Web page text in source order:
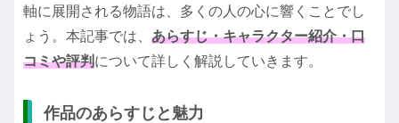
軸に展開される物語は、多くの人の心に響くことでし
ょう。本記事では、 あらすじ・キャラクター紹介・口
コミや評判について詳しく解説していきます。
作品のあらすじと魅力